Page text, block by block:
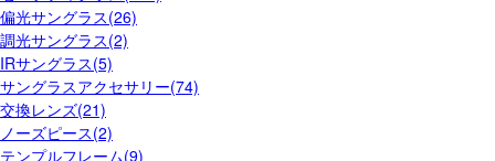
偏光サングラス(26)
調光サングラス(2)
IRサングラス(5)
サングラスアクセサリー(74)
交換レンズ(21)
ノーズピース(2)
テンプルフレーム(9)